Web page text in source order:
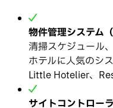
物件管理システム
清掃スケジュール
ホテルに人気のシ
Little Hotelier、
サイトコントロー